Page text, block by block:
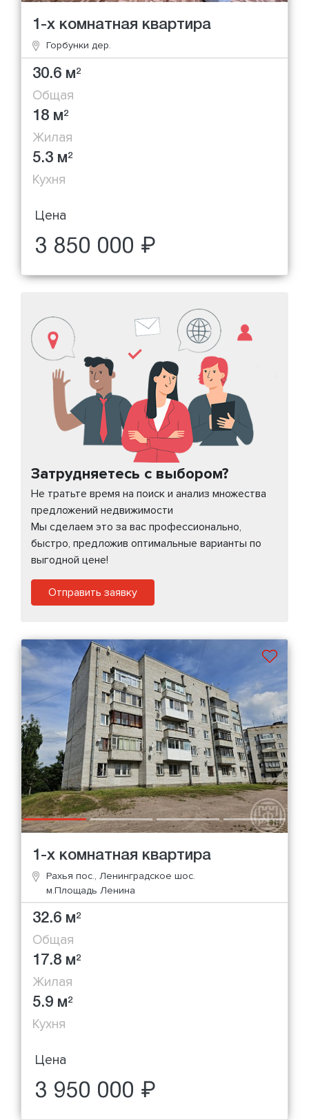
1-х комнатная квартира
Горбунки дер.
30.6 м2
Общая
18 м2
Жилая
5.3 м2
Кухня
Цена
3 850 000 ₽
Затрудняетесь с выбором?
Не тратьте время на поиск и анализ множества
предложений недвижимости
Мы сделаем это за вас профессионально,
быстро, предложив оптимальные варианты по
выгодной цене!
Отправить заявку
1-х комнатная квартира
Рахья пос., Ленинградское шос.
м.Площадь Ленина
32.6 м2
Общая
17.8 м2
Жилая
5.9 м2
Кухня
Цена
3 950 000 ₽